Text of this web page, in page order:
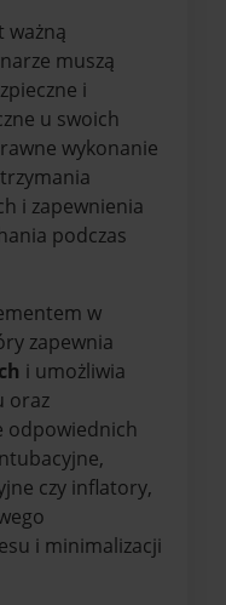
ważną
muszą
i
u swoich
wykonanie
i zapewnienia
podczas
w
zapewnia
i umożliwia
oraz
odpowiednich
czy inflatory,
i minimalizacji